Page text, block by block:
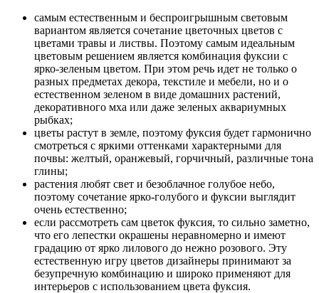
самым естественным и беспроигрышным световым
вариантом является сочетание цветочных цветов с
цветами травы и листвы. Поэтому самым идеальным
цветовым решением является комбинация фуксии с
ярко-зеленым цветом. При этом речь идет не только о
разных предметах декора, текстиле и мебели, но и о
естественном зеленом в виде домашних растений,
декоративного мха или даже зеленых аквариумных
рыбках;
цветы растут в земле, поэтому фуксия будет гармонично
смотреться с яркими оттенками характерными для
почвы: желтый, оранжевый, горчичный, различные тона
глины;
растения любят свет и безоблачное голубое небо,
поэтому сочетание ярко-голубого и фуксии выглядит
очень естественно;
если рассмотреть сам цветок фуксия, то сильно заметно,
что его лепестки окрашены неравномерно и имеют
градацию от ярко лилового до нежно розового. Эту
естественную игру цветов дизайнеры принимают за
безупречную комбинацию и широко применяют для
интерьеров с использованием цвета фуксия.